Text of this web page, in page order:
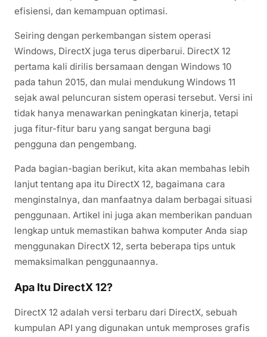
efisiensi, dan kemampuan optimasi.
Seiring dengan perkembangan sistem operasi
Windows, DirectX juga terus diperbarui. DirectX 12
pertama kali dirilis bersamaan dengan Windows 10
pada tahun 2015, dan mulai mendukung Windows 11
sejak awal peluncuran sistem operasi tersebut. Versi ini
tidak hanya menawarkan peningkatan kinerja, tetapi
juga fitur-fitur baru yang sangat berguna bagi
pengguna dan pengembang.
Pada bagian-bagian berikut, kita akan membahas lebih
lanjut tentang apa itu DirectX 12, bagaimana cara
menginstalnya, dan manfaatnya dalam berbagai situasi
penggunaan. Artikel ini juga akan memberikan panduan
lengkap untuk memastikan bahwa komputer Anda siap
menggunakan DirectX 12, serta beberapa tips untuk
memaksimalkan penggunaannya.
Apa Itu DirectX 12?
DirectX 12 adalah versi terbaru dari DirectX, sebuah
kumpulan API yang digunakan untuk memproses grafis